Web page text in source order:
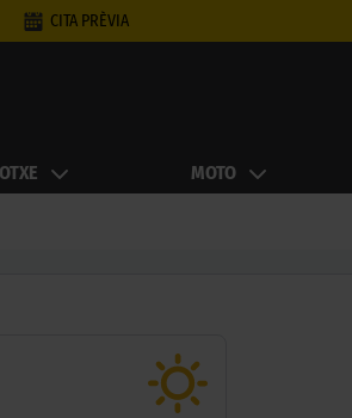
CITA PRÈVIA
MOTO